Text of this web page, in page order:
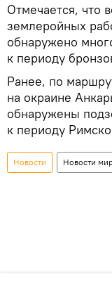
Отмечается, что
землеройных
обнаружено
к периоду
Ранее, по
на окраине
обнаружены
к периоду
Новости Новости